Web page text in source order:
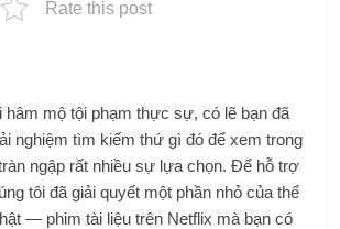
Rate this post
hâm mộ tội phạm thực sự, có lẽ bạn đã
nghiệm tìm kiếm thứ gì đó để xem trong
ngập rất nhiều sự lựa chọn. Để hỗ trợ
tôi đã giải quyết một phần nhỏ của thể
— phim tài liệu trên Netflix mà bạn có